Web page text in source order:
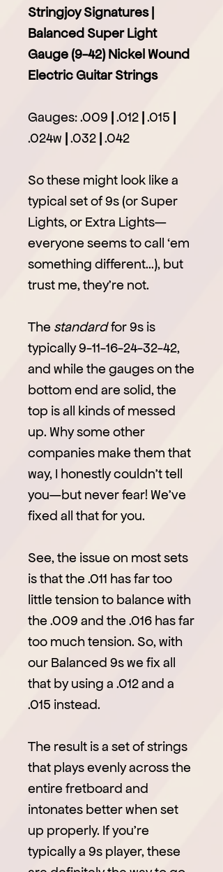
Stringjoy Signatures |
Balanced Super Light
Gauge (9-42) Nickel Wound
Electric Guitar Strings
Gauges: .009 |.012 |.015 |
.024w |.032 |.042
So these might look like a
typical set of 9s (or Super
Lights, or Extra Lights—
everyone seems to call ‘em
something different…), but
trust me, they’re not.
The standardfor 9s is
typically 9-11-16-24-32-42,
and while the gauges on the
bottom end are solid, the
top is all kinds of messed
up. Why some other
companies make them that
way, I honestly couldn’t tell
you—but never fear! We’ve
fixed all that for you.
See, the issue on most sets
is that the .011 has far too
little tension to balance with
the .009 and the .016 has far
too much tension. So, with
our Balanced 9s we fix all
that by using a .012 and a
.015 instead.
The result is a set of strings
that plays evenly across the
entire fretboard and
intonates better when set
up properly. If you’re
typically a 9s player, these